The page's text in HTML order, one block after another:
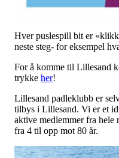
Hver puslespill bit er
neste steg- for eksempel
For å komme til Lillesand
trykke her!
Lillesand padleklubb er
tilbys i Lillesand. Vi er et
aktive medlemmer fra
fra 4 til opp mot 80 år.